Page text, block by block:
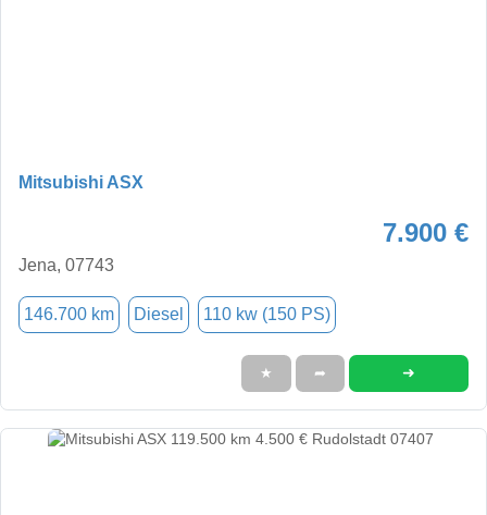
Mitsubishi ASX
7.900 €
Jena, 07743
146.700 km Diesel 110 kw (150 PS)
★ ➦ ➜